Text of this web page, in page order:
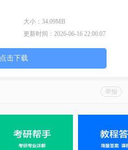
大小：34.09MB
更新时间：2026-06-16 22:00:07
点击下载
举报